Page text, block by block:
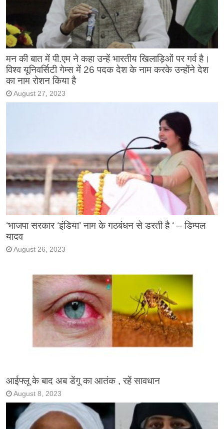
मन की बात में पी.एम ने कहा उन्हें भारतीय खिलाड़िओं पर गर्व है।
विश्व यूनिवर्सिटी गेम्स में 26 पदक देश के नाम करके उन्होंने देश
का नाम रोशन किया है
August 27, 2023
‘भाजपा सरकार ‘इंडिया’ नाम के गठबंधन से डरती है ‘ – डिम्पल
यादव
August 26, 2023
आईफ्लू के बाद अब डेंगू का आतंक , रहें सावधान
August 8, 2023